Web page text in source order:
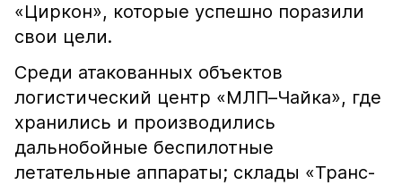
«Циркон», которые успешно поразили
свои цели.
Среди атакованных объектов
логистический центр «МЛП–Чайка», где
хранились и производились
дальнобойные беспилотные
летательные аппараты; склады «Транс-